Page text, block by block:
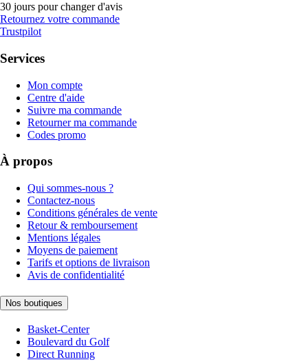
30 jours pour changer d'avis
Retournez votre commande
Trustpilot
Services
Mon compte
Centre d'aide
Suivre ma commande
Retourner ma commande
Codes promo
À propos
Qui sommes-nous ?
Contactez-nous
Conditions générales de vente
Retour & remboursement
Mentions légales
Moyens de paiement
Tarifs et options de livraison
Avis de confidentialité
Nos boutiques
Basket-Center
Boulevard du Golf
Direct Running